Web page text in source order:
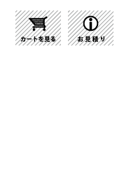
販・インテリア照明の通信販